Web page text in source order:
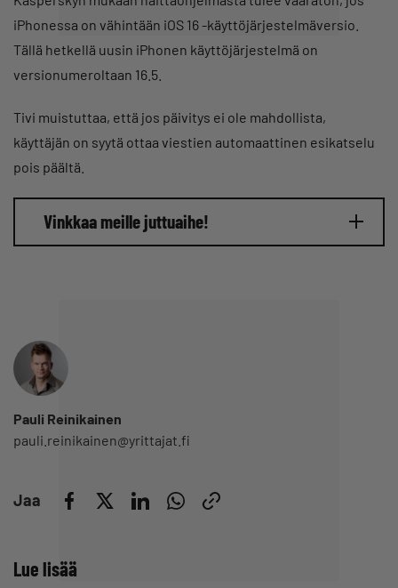
iPhonessa on vähintään iOS 16 -käyttöjärjestelmäversio.
Tällä hetkellä uusin iPhonen käyttöjärjestelmä on
versionumeroltaan 16.5.
Tivi muistuttaa, että jos päivitys ei ole mahdollista,
käyttäjän on syytä ottaa viestien automaattinen esikatselu
pois päältä.
Vinkkaa meille juttuaihe!
Pauli Reinikainen
pauli.reinikainen@yrittajat.fi
Jaa
Lue lisää